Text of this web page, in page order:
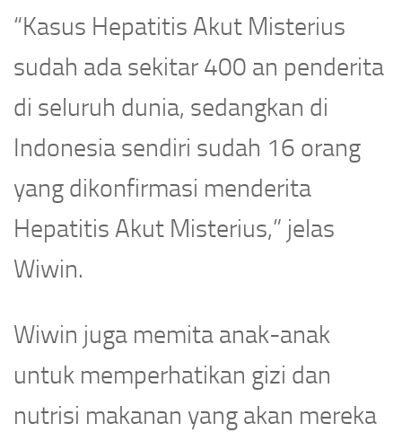
“Kasus Hepatitis Akut Misterius
sudah ada sekitar 400 an penderita
di seluruh dunia, sedangkan di
Indonesia sendiri sudah 16 orang
yang dikonfirmasi menderita
Hepatitis Akut Misterius,” jelas
Wiwin.
Wiwin juga memita anak-anak
untuk memperhatikan gizi dan
nutrisi makanan yang akan mereka